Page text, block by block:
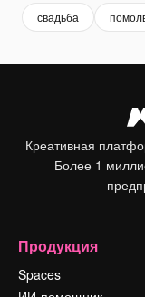
свадьба
Креативная
Более 1
Продукция
Spaces